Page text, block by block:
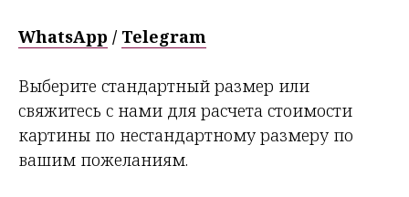
WhatsApp / Telegram
Выберите стандартный размер или
свяжитесь с нами для расчета стоимости
картины по нестандартному размеру по
вашим пожеланиям.